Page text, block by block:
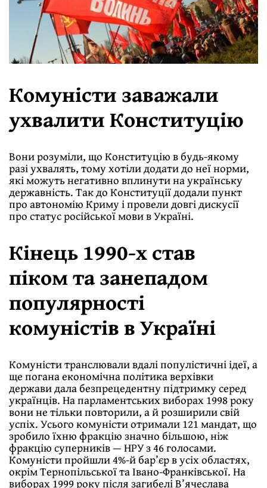
Комуністи заважали
ухвалити Конституцію
Вони розуміли, що Конституцію в будь-якому
разі ухвалять, тому хотіли додати до неї норми,
які можуть негативно вплинути на українську
державність. Так до Конституції додали пункт
про автономію Криму і провели довгі дискусії
про статус російської мови в Україні.
Кінець 1990-х став
піком та занепадом
популярності
комуністів в Україні
Комуністи транслювали вдалі популістичні ідеї, а
ще погана економічна політика верхівки
держави дала безпрецедентну підтримку серед
українців. На парламентських виборах 1998 року
вони не тільки повторили, а й розширили свій
успіх. Усього комуністи отримали 121 мандат, що
зробило їхню фракцію значно більшою, ніж
фракцію суперників — НРУ з 46 голосами.
Комуністи пройшли 4%-й бар’єр в усіх областях,
окрім Тернопільської та Івано-Франківської. На
виборах 1999 року після загибелі В’ячеслава